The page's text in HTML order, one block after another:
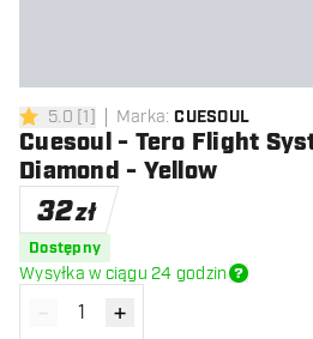
5 gwiazdki oceny
5.0 [1] Marka: CUESOUL
Cuesoul - Tero Flight
Diamond - Yellow
32zł
Dostępny
Wysyłka w ciągu 24 godzin
Zmniejsz ilość
- Zwiększ ilość
+